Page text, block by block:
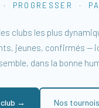
PROGRESSER ·
clubs les plus
jeunes, confirmés —
dans la bonne
→ Nos tournois